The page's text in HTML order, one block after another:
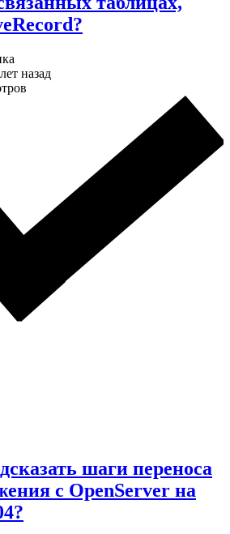
назад
шаги переноса
c OpenServer на